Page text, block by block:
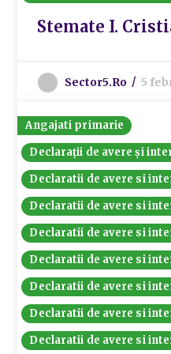
Stemate I.
Sector5.ro 5
Angajati primarie
Declarații de avere și
Declaratii de avere si
Declaratii de avere si
Declaratii de avere si
Declaratii de avere si
Declaratii de avere si
Declaratii de avere si
Declaratii de avere si